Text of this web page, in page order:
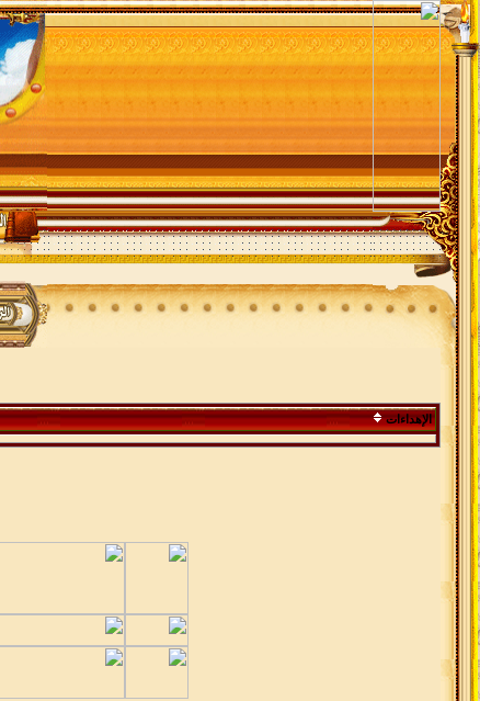
الإهداءات